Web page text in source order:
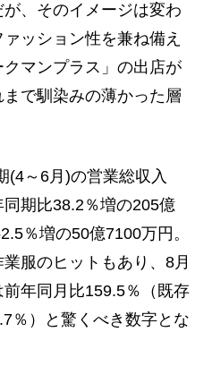
、そのイメージは変わ
ッション性を兼ね備え
マンプラス」の出店が
で馴染みの薄かった層
～6月)の営業総収入
同期比38.2％増の205億
％増の50億7100万円。
服のヒットもあり、8月
年同月比159.5％（既存
％）と驚くべき数字とな